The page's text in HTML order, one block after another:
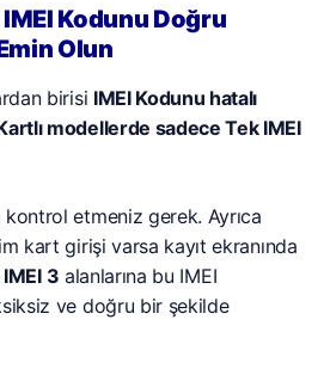
IMEI Kodunu Doğru
Olun
birisi IMEI Kodunu hatalı
modellerde sadece Tek IMEI
etmeniz gerek. Ayrıca
kart girişi varsa kayıt ekranında
IMEI 3 alanlarına bu IMEI
ve doğru bir şekilde